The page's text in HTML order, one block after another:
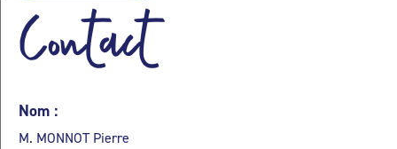
Contact
Nom :
M. MONNOT Pierre